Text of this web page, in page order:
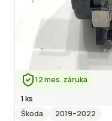
12 mes. záruka
1 ks
Škoda
2019–2022